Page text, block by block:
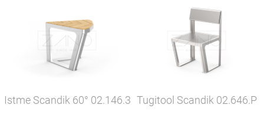
Istme Scandik 60° 02.146.3 Tugitool Scandik 02.646.P